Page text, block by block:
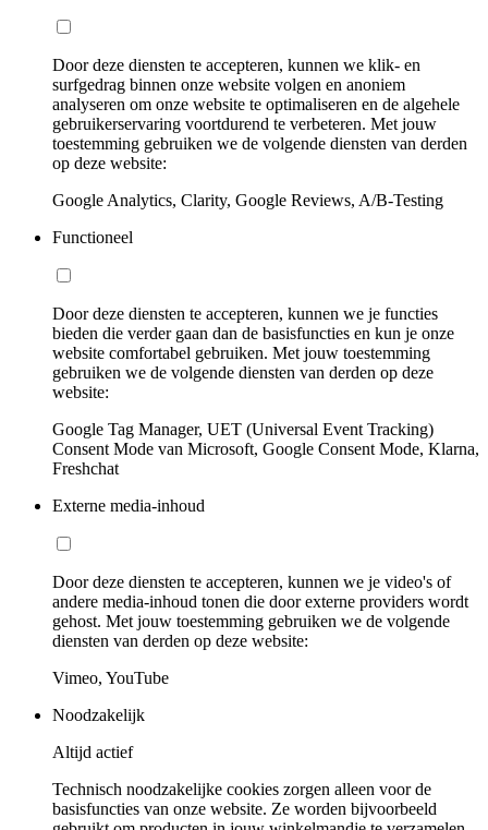
Door deze diensten te accepteren, kunnen we klik- en
surfgedrag binnen onze website volgen en anoniem
analyseren om onze website te optimaliseren en de algehele
gebruikerservaring voortdurend te verbeteren. Met jouw
toestemming gebruiken we de volgende diensten van derden
op deze website:
Google Analytics, Clarity, Google Reviews, A/B-Testing
Functioneel
Door deze diensten te accepteren, kunnen we je functies
bieden die verder gaan dan de basisfuncties en kun je onze
website comfortabel gebruiken. Met jouw toestemming
gebruiken we de volgende diensten van derden op deze
website:
Google Tag Manager, UET (Universal Event Tracking)
Consent Mode van Microsoft, Google Consent Mode, Klarna,
Freshchat
Externe media-inhoud
Door deze diensten te accepteren, kunnen we je video's of
andere media-inhoud tonen die door externe providers wordt
gehost. Met jouw toestemming gebruiken we de volgende
diensten van derden op deze website:
Vimeo, YouTube
Noodzakelijk
Altijd actief
Technisch noodzakelijke cookies zorgen alleen voor de
basisfuncties van onze website. Ze worden bijvoorbeeld